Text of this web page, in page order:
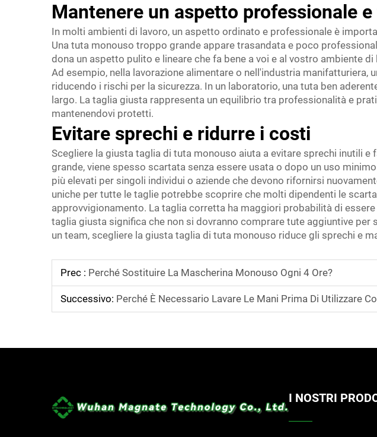
Mantenere un aspetto professionale
In molti ambienti di lavoro, un aspetto ordinato e professionale è
Una tuta monouso troppo grande appare trasandata e poco
dona un aspetto pulito e lineare che fa bene a voi e al vostro ambiente
Ad esempio, nella lavorazione alimentare o nell'industria
riducendo i rischi per la sicurezza. In un laboratorio, una tuta ben
largo. La taglia giusta rappresenta un equilibrio tra professionalità e
mantenendovi protetti.
Evitare sprechi e ridurre i costi
Scegliere la giusta taglia di tuta monouso aiuta a evitare sprechi inutili
grande, viene spesso scartata senza essere usata o dopo un uso
più elevati per singoli individui o aziende che devono rifornirsi
uniche per tutte le taglie potrebbe scoprire che molti dipendenti le
approvvigionamento. La taglia corretta ha maggiori probabilità di
taglia giusta significa che non si dovranno comprare tute aggiuntive
un team, scegliere la giusta taglia di tuta monouso riduce gli sprechi e
Prec : Perché Sostituire La Mascherina Monouso Ogni 4 Ore?
Successivo: Perché È Necessario Lavare Le Mani Prima Di Utilizzare
I NOSTRI